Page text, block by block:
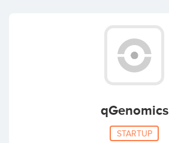
qGenomics
STARTUP